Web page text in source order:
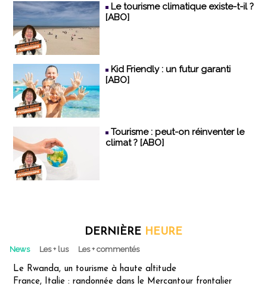
Le tourisme climatique existe-t-il ?
[ABO]
Kid Friendly : un futur garanti
[ABO]
Tourisme : peut-on réinventer le
climat ? [ABO]
DERNIÈRE HEURE
News Les + lus Les + commentés
Le Rwanda, un tourisme à haute altitude
France, Italie : randonnée dans le Mercantour frontalier